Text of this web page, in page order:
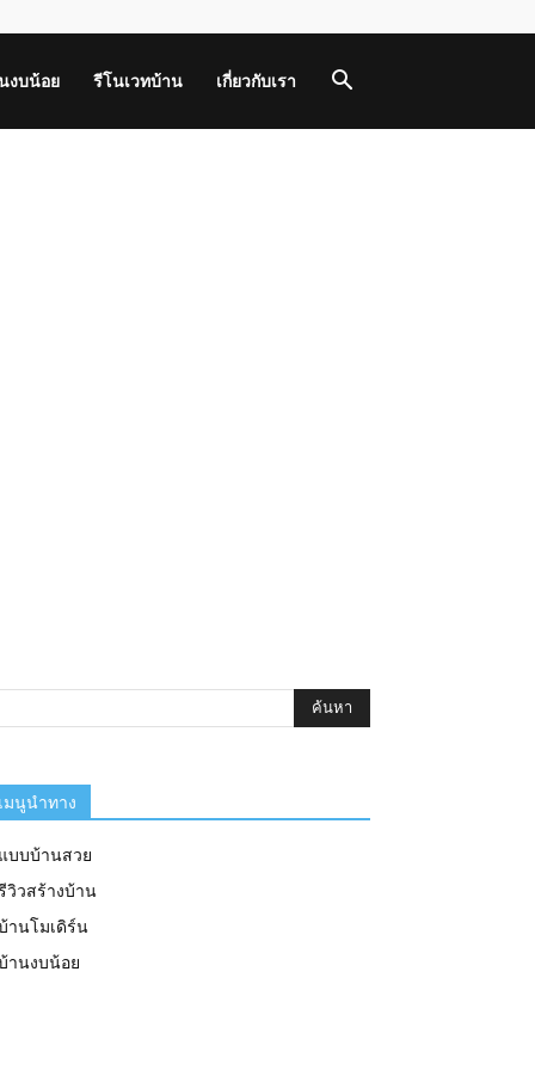
งบน้อย รีโนเวทบ้าน เกี่ยวกับเรา
เมนูนำทาง
แบบบ้านสวย
วิวสร้างบ้าน
านโมเดิร์น
านงบน้อย